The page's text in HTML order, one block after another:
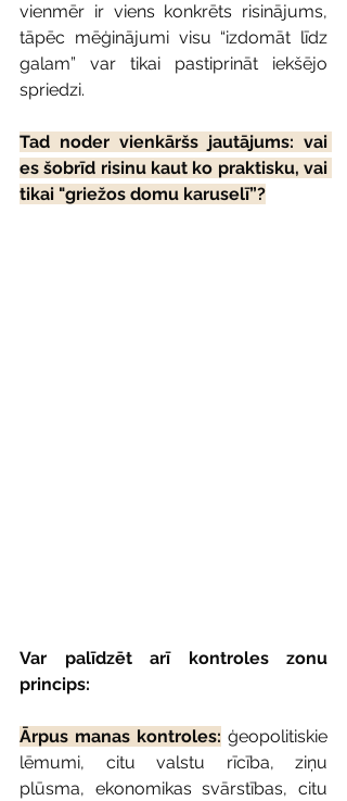
vienmēr ir viens konkrēts risinājums,
tāpēc mēģinājumi visu “izdomāt līdz
galam” var tikai pastiprināt iekšējo
spriedzi.
Tad noder vienkāršs jautājums: vai
es šobrīd risinu kaut ko praktisku, vai
tikai "griežos domu karuselī”?
Var palīdzēt arī kontroles zonu
princips:
Ārpus manas kontroles: ģeopolitiskie
lēmumi, citu valstu rīcība, ziņu
plūsma, ekonomikas svārstības, citu